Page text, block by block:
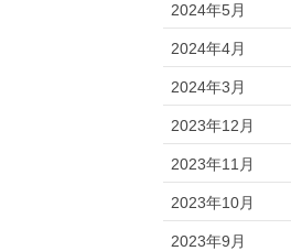
2024年5月
2024年4月
2024年3月
2023年12月
2023年11月
2023年10月
2023年9月